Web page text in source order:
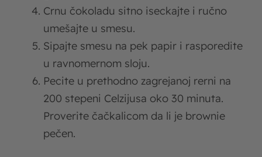
Crnu čokoladu sitno iseckajte i ručno
umešajte u smesu.
Sipajte smesu na pek papir i rasporedite
u ravnomernom sloju.
Pecite u prethodno zagrejanoj rerni na
200 stepeni Celzijusa oko 30 minuta.
Proverite čačkalicom da li je brownie
pečen.